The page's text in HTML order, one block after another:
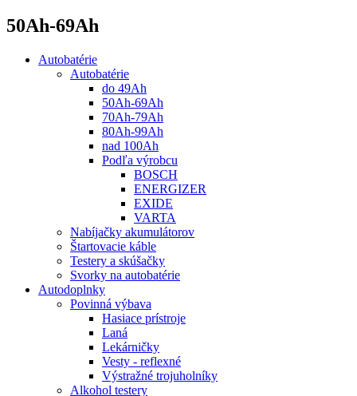
50Ah-69Ah
Autobatérie
Autobatérie
do 49Ah
50Ah-69Ah
70Ah-79Ah
80Ah-99Ah
nad 100Ah
Podľa výrobcu
BOSCH
ENERGIZER
EXIDE
VARTA
Nabíjačky akumulátorov
Štartovacie káble
Testery a skúšačky
Svorky na autobatérie
Autodoplnky
Povinná výbava
Hasiace prístroje
Laná
Lekárničky
Vesty - reflexné
Výstražné trojuholníky
Alkohol testery